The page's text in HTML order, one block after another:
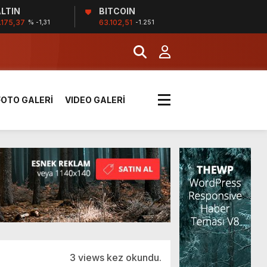
% -1,31
BITCOIN
63.102,51 -1.251
sırada
kazaya neden oldu
paylaştı
GALERİ VIDEO GALERİ
3 views kez okundu.